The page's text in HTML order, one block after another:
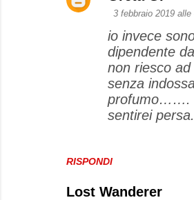
RISPONDI
3 febbraio 2019 alle
io invece
dipendente
non riesco
senza
profumo…….
sentirei persa.
Lost Wanderer